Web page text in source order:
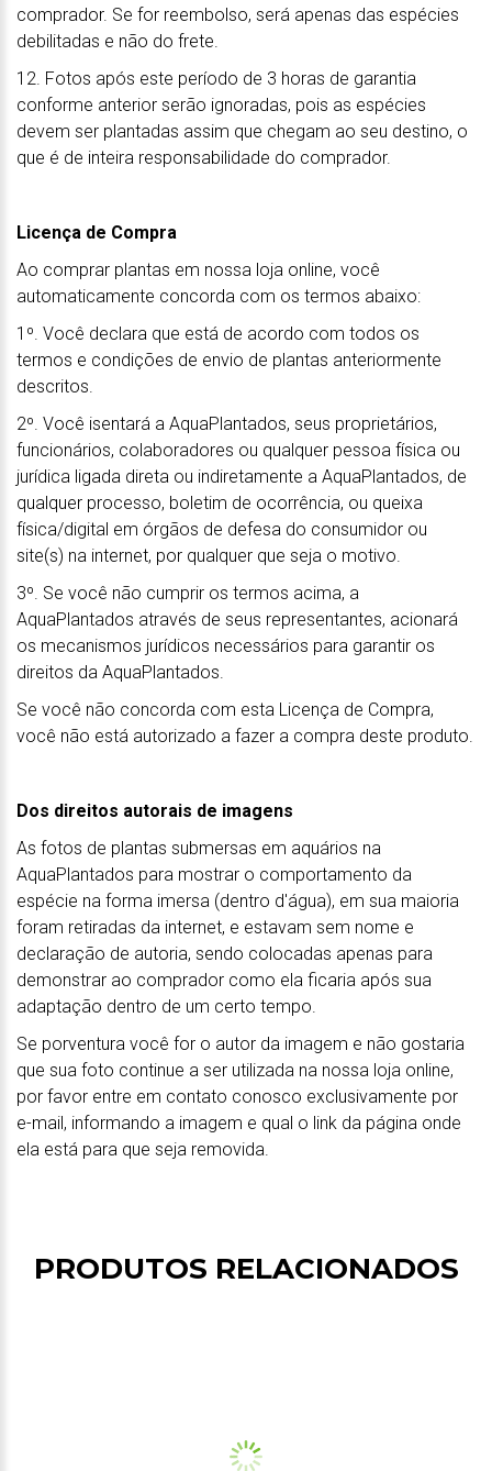
comprador. Se for reembolso, será apenas das espécies
debilitadas e não do frete.
12. Fotos após este período de 3 horas de garantia
conforme anterior serão ignoradas, pois as espécies
devem ser plantadas assim que chegam ao seu destino, o
que é de inteira responsabilidade do comprador.
Licença de Compra
Ao comprar plantas em nossa loja online, você
automaticamente concorda com os termos abaixo:
1º. Você declara que está de acordo com todos os
termos e condições de envio de plantas anteriormente
descritos.
2º. Você isentará a AquaPlantados, seus proprietários,
funcionários, colaboradores ou qualquer pessoa física ou
jurídica ligada direta ou indiretamente a AquaPlantados, de
qualquer processo, boletim de ocorrência, ou queixa
física/digital em órgãos de defesa do consumidor ou
site(s) na internet, por qualquer que seja o motivo.
3º. Se você não cumprir os termos acima, a
AquaPlantados através de seus representantes, acionará
os mecanismos jurídicos necessários para garantir os
direitos da AquaPlantados.
Se você não concorda com esta Licença de Compra,
você não está autorizado a fazer a compra deste produto.
Dos direitos autorais de imagens
As fotos de plantas submersas em aquários na
AquaPlantados para mostrar o comportamento da
espécie na forma imersa (dentro d'água), em sua maioria
foram retiradas da internet, e estavam sem nome e
declaração de autoria, sendo colocadas apenas para
demonstrar ao comprador como ela ficaria após sua
adaptação dentro de um certo tempo.
Se porventura você for o autor da imagem e não gostaria
que sua foto continue a ser utilizada na nossa loja online,
por favor entre em contato conosco exclusivamente por
e-mail, informando a imagem e qual o link da página onde
ela está para que seja removida.
PRODUTOS RELACIONADOS